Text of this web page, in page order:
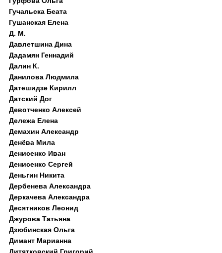
Гучальска Беата
Гушанская Елена
Д. M.
Давлетшина Дина
Дадамян Геннадий
Далин К.
Данилова Людмила
Датешидзе Кирилл
Датский Дог
Девотченко Алексей
Дележа Елена
Демахин Александр
Денёва Мила
Денисенко Иван
Денисенко Сергей
Деньгин Никита
Дербенева Александра
Деркачева Александра
Десятников Леонид
Джурова Татьяна
Дзюбинская Ольга
Димант Марианна